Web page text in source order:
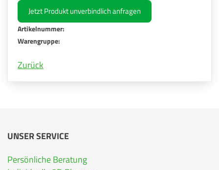
Jetzt Produkt unverbindlich anfragen
Artikelnummer:
Warengruppe:
Zurück
UNSER SERVICE
Persönliche Beratung